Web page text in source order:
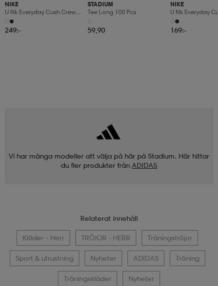
NIKE
U Nk Everyday Cush Crew
6pr-Bd
249:-
STADIUM
Tee Long 100 Pcs
59,90
NIKE
U Nk Everyday
3pr
169:-
Vi har många modeller att välja på här på Stadium. Här hittar
du fler produkter från ADIDAS
Relaterat innehåll
Kläder - Herr TRÖJOR - HERR Träningströjor
Sport & utrustning Nyheter ADIDAS Träning
Träningskläder Nyheter